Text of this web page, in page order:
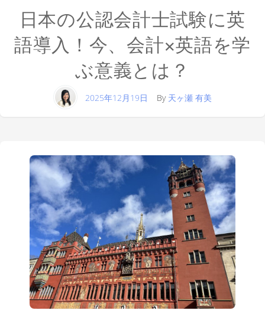
日本の公認会計士試験に英
語導入！今、会計×英語を学
ぶ意義とは？
2025年12月19日 By 天ヶ瀬 有美